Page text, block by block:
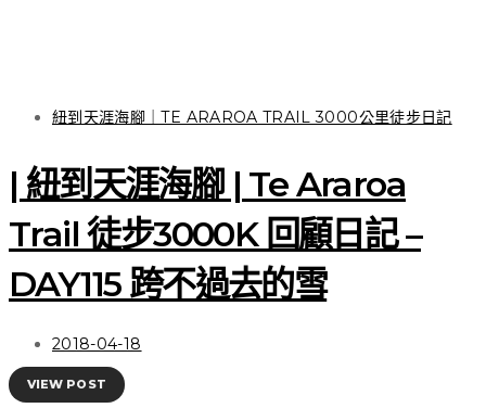
GTX®
紐到天涯海腳｜TE ARAROA TRAIL 3000公里徒步日記
| 紐到天涯海腳 | Te Araroa
Trail 徒步3000K 回顧日記 –
DAY115 跨不過去的雪
2018-04-18
VIEW POST